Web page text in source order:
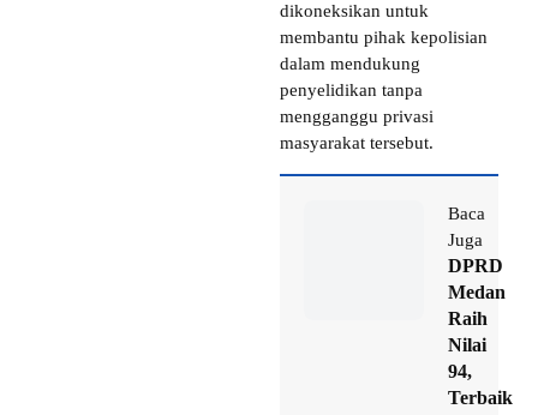
dikoneksikan untuk
membantu pihak kepolisian
dalam mendukung
penyelidikan tanpa
mengganggu privasi
masyarakat tersebut.
Baca
Juga
DPRD
Medan
Raih
Nilai
94,
Terbaik